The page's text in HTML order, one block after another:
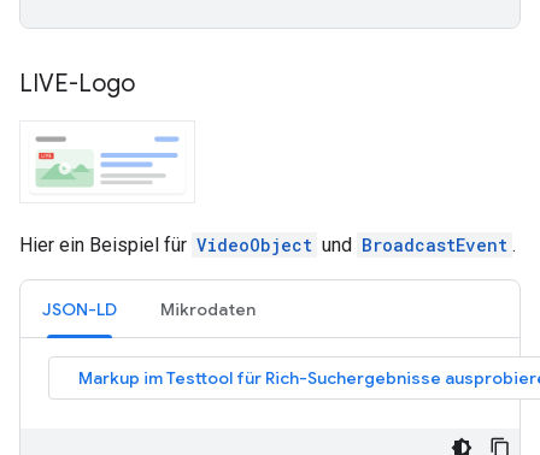
LIVE-Logo
Hier ein Beispiel für VideoObject und BroadcastEvent .
JSON-LD Mikrodaten